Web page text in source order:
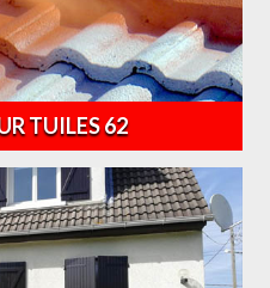
TUILES 62